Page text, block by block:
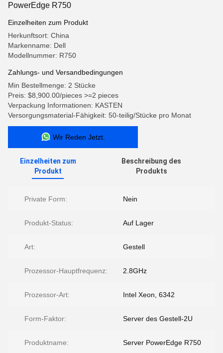
PowerEdge R750
Einzelheiten zum Produkt
Herkunftsort: China
Markenname: Dell
Modellnummer: R750
Zahlungs- und Versandbedingungen
Min Bestellmenge: 2 Stücke
Preis: $8,900.00/pieces >=2 pieces
Verpackung Informationen: KASTEN
Versorgungsmaterial-Fähigkeit: 50-teilig/Stücke pro Monat
Wir Reden Jetzt.
Einzelheiten zum
Produkt
Beschreibung des
Produkts
Private Form: Nein
Produkt-Status: Auf Lager
Art: Gestell
Prozessor-Hauptfrequenz: 2.8GHz
Prozessor-Art: Intel Xeon, 6342
Form-Faktor: Server des Gestell-2U
Produktname: Server PowerEdge R750